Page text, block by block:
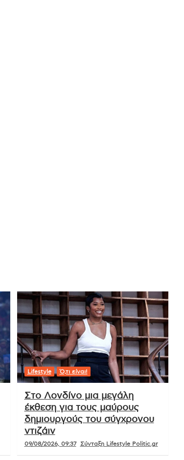
Lifestyle Ό,τι είναι!
Στο Λονδίνο μια μεγάλη
έκθεση για τους μαύρους
δημιουργούς του σύγχρονου
ντιζάιν
09/08/2026, 09:37 Σύνταξη Lifestyle Politic.gr